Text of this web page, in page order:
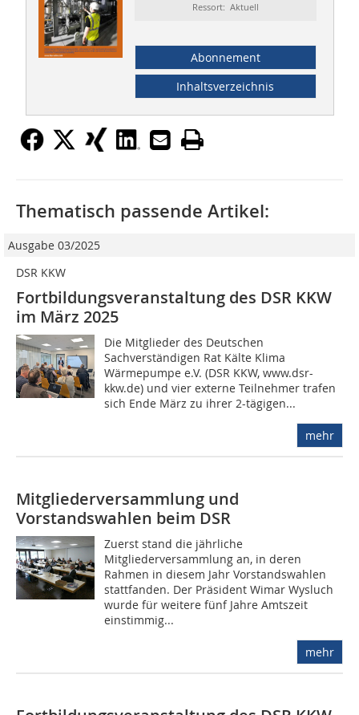
Ressort: Aktuell
Abonnement
Inhaltsverzeichnis
Thematisch passende Artikel:
Ausgabe 03/2025
DSR KKW
Fortbildungsveranstaltung des DSR KKW
im März 2025
Die Mitglieder des Deutschen
Sachverständigen Rat Kälte Klima
Wärmepumpe e.V. (DSR KKW, www.dsr-
kkw.de) und vier externe Teilnehmer trafen
sich Ende März zu ihrer 2-tägigen...
mehr
Mitgliederversammlung und
Vorstandswahlen beim DSR
Zuerst stand die jährliche
Mitgliederversammlung an, in deren
Rahmen in diesem Jahr Vorstandswahlen
stattfanden. Der Präsident Wimar Wysluch
wurde für weitere fünf Jahre Amtszeit
einstimmig...
mehr